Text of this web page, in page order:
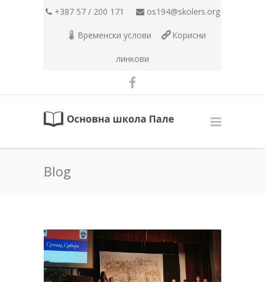
+387 57 / 200 171 os194@skolers.org
Временски услови Корисни
линкови
Blog